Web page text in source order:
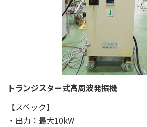
トランジスター式高周波発振機
【スペック】
・出力：最大10kW